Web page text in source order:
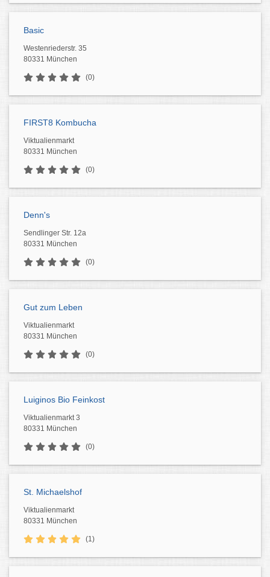
Basic
Westenriederstr. 35
80331 München
(0)
FIRST8 Kombucha
Viktualienmarkt
80331 München
(0)
Denn's
Sendlinger Str. 12a
80331 München
(0)
Gut zum Leben
Viktualienmarkt
80331 München
(0)
Luiginos Bio Feinkost
Viktualienmarkt 3
80331 München
(0)
St. Michaelshof
Viktualienmarkt
80331 München
(1)